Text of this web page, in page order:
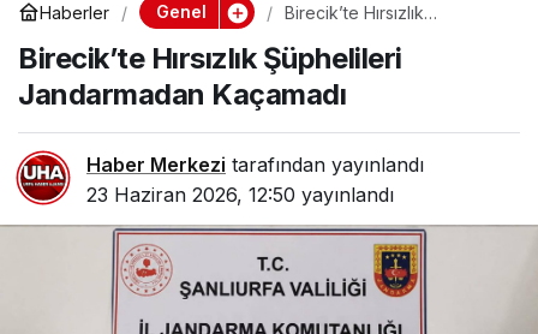
Haberler Genel
Birecik’te Hırsızlık
Kaçamadı
Birecik’te Hırsızlık Şüphelileri
Jandarmadan Kaçamadı
Haber Merkezi tarafından yayınlandı
23 Haziran 2026, 12:50 yayınlandı